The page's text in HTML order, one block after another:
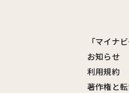
「マイナ
お知らせ
利用規約
著作権と